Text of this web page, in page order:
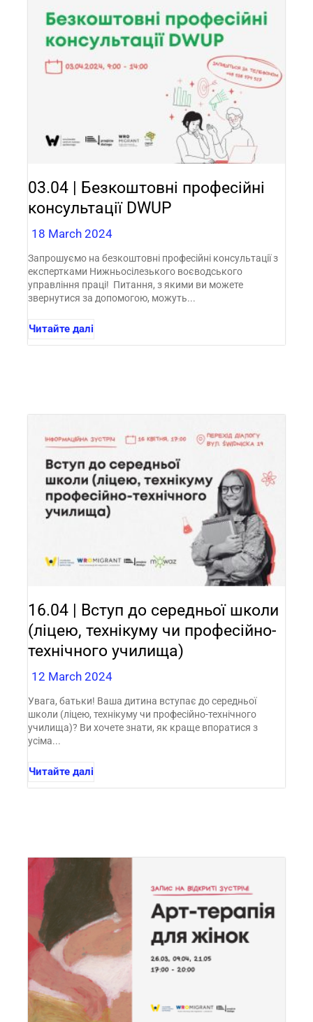
03.04 | Безкоштовні професійні
консультації DWUP
18 March 2024
Запрошуємо на безкоштовні професійні консультації з
експертками Нижньосілезького воєводського
управління праці! Питання, з якими ви можете
звернутися за допомогою, можуть...
Читайте далі
16.04 | Вступ до середньої школи
(ліцею, технікуму чи професійно-
технічного училища)
12 March 2024
Увага, батьки! Ваша дитина вступає до середньої
школи (ліцею, технікуму чи професійно-технічного
училища)? Ви хочете знати, як краще впоратися з
усіма...
Читайте далі